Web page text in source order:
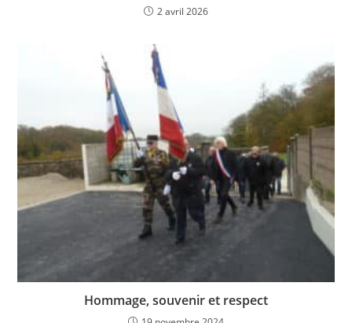
2 avril 2026
Hommage, souvenir et respect